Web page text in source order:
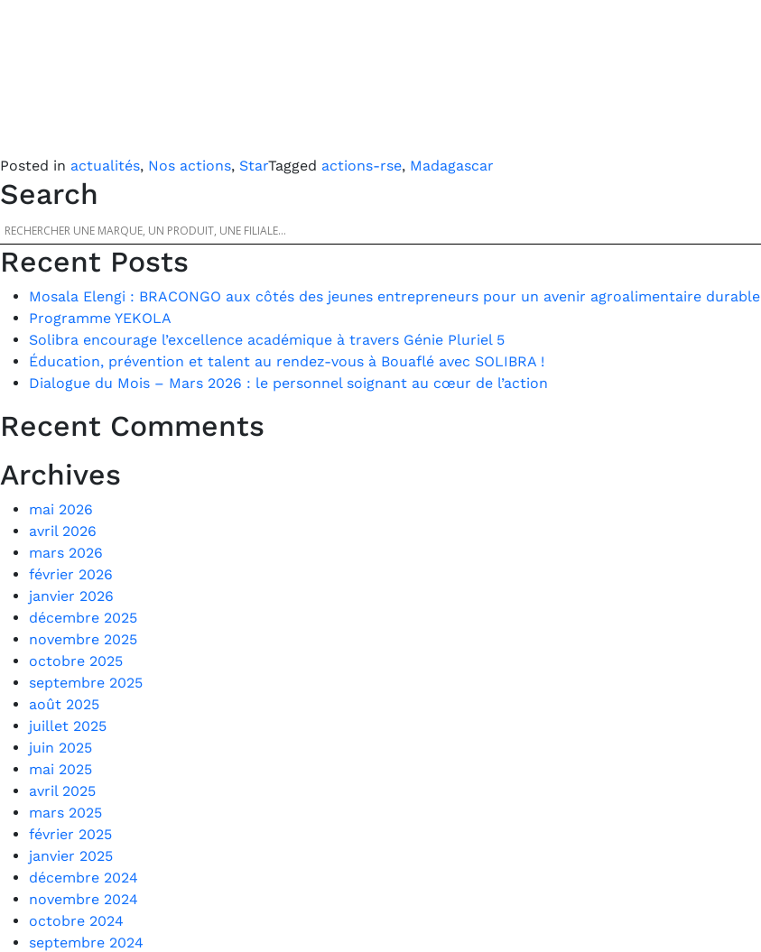
Posted in actualités, Nos actions, StarTagged actions-rse, Madagascar
Search
Recent Posts
Mosala Elengi : BRACONGO aux côtés des jeunes entrepreneurs pour un avenir agroalimentaire durable
Programme YEKOLA
Solibra encourage l’excellence académique à travers Génie Pluriel 5
Éducation, prévention et talent au rendez-vous à Bouaflé avec SOLIBRA !
Dialogue du Mois – Mars 2026 : le personnel soignant au cœur de l’action
Recent Comments
Archives
mai 2026
avril 2026
mars 2026
février 2026
janvier 2026
décembre 2025
novembre 2025
octobre 2025
septembre 2025
août 2025
juillet 2025
juin 2025
mai 2025
avril 2025
mars 2025
février 2025
janvier 2025
décembre 2024
novembre 2024
octobre 2024
septembre 2024